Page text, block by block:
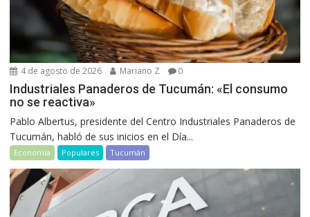
4 de agosto de 2026 Mariano Z 0
Industriales Panaderos de Tucumán: «El consumo
no se reactiva»
Pablo Albertus, presidente del Centro Industriales Panaderos de
Tucumán, habló de sus inicios en el Día...
Economía Populares Tucumán